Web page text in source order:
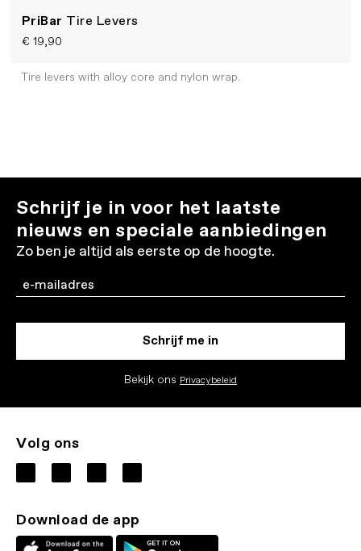
PriBar Tire Levers
€ 19,90
Tire levers with alloy core and nylon wrap.
Schrijf je in voor het laatste
nieuws en speciale aanbiedingen
Zo ben je altijd als eerste op de hoogte.
Email
Schrijf me in
Bekijk ons Privacybeleid
Volg ons
Download de app